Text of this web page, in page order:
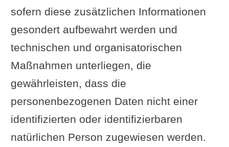
sofern diese zusätzlichen Informationen
gesondert aufbewahrt werden und
technischen und organisatorischen
Maßnahmen unterliegen, die
gewährleisten, dass die
personenbezogenen Daten nicht einer
identifizierten oder identifizierbaren
natürlichen Person zugewiesen werden.